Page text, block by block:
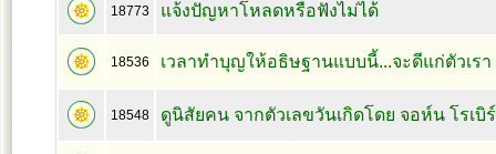
18773 แจ้งปัญหาโหลดหรือฟังไม่ได้
18536 เวลาทำบุญให้อธิษฐานแบบนี้...จะดีแก่ตัวเรา
18548 ดูนิสัยคน จากตัวเลขวันเกิดโดย จอห์น โรเบิ